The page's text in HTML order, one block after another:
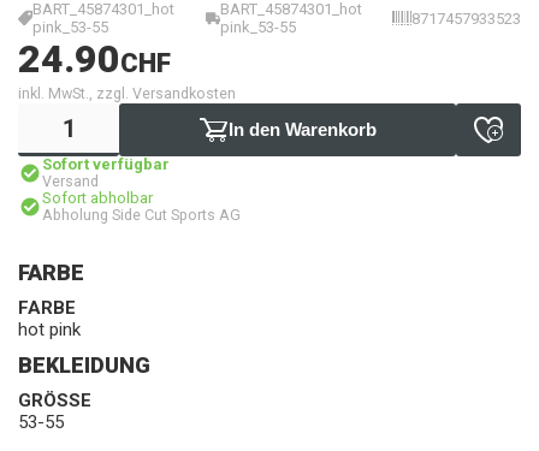
BART_45874301_hot
pink_53-55
BART_45874301_hot
pink_53-55
8717457933523
24.90CHF
inkl. MwSt., zzgl. Versandkosten
In den Warenkorb
Sofort verfügbar
Versand
Sofort abholbar
Abholung Side Cut Sports AG
FARBE
FARBE
hot pink
BEKLEIDUNG
GRÖSSE
53-55